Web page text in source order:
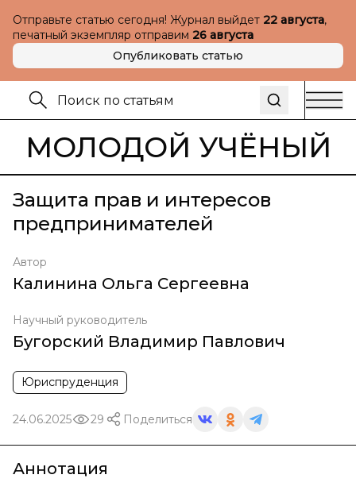
Отправьте статью сегодня! Журнал выйдет 22 августа,
печатный экземпляр отправим 26 августа
Опубликовать статью
МОЛОДОЙ УЧЁНЫЙ
Защита прав и интересов
предпринимателей
Автор
Калинина Ольга Сергеевна
Научный руководитель
Бугорский Владимир Павлович
Юриспруденция
24.06.2025 29 Поделиться
Аннотация